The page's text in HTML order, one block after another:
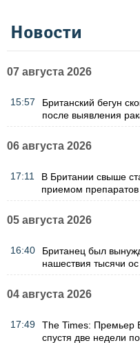
Новости
07 августа 2026
15:57
Британский бегун
после выявления
06 августа 2026
17:11
В Британии свыше
приемом
05 августа 2026
16:40
Британец был
нашествия тысячи ос
04 августа 2026
17:49
The Times: Премьер
спустя две недели